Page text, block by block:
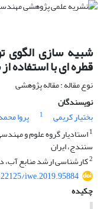
شبیه سازی الگوی
قطره ای با
نوع مقاله : مقاله پژوهشی
نویسندگان
بختیار کریمی
1 پروا
1استادیار گروه علوم و
سنندج، ایران
2کارشناسی ارشد منابع آب،
iwe.2019.95884
چکیده